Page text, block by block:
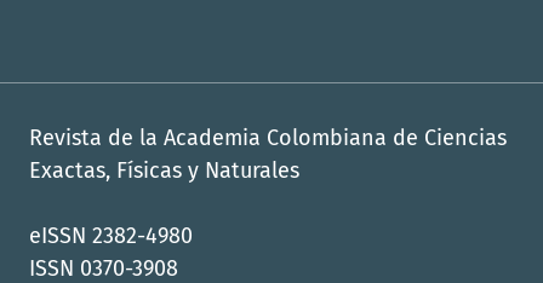
Revista de la Academia Colombiana de Ciencias
Exactas, Físicas y Naturales
eISSN 2382-4980
ISSN 0370-3908